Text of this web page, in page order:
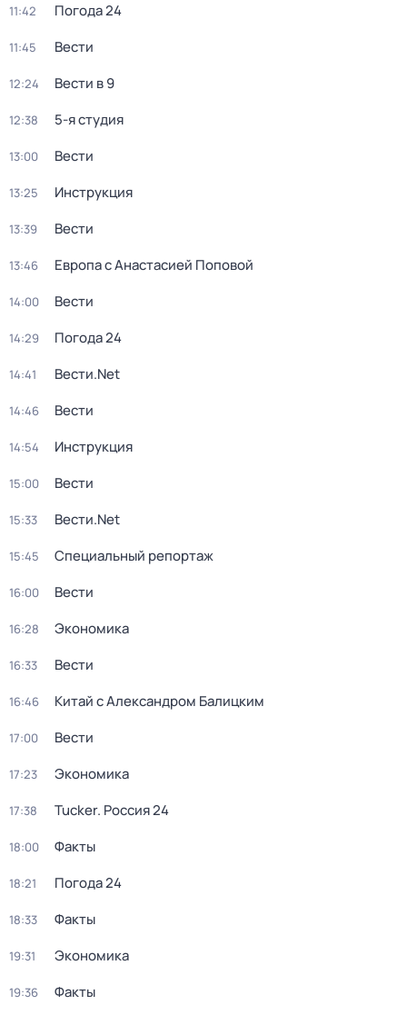
11:42 Погода 24
11:45 Вести
12:24 Вести в 9
12:38 5-я студия
13:00 Вести
13:25 Инструкция
13:39 Вести
13:46 Европа с Анастасией Поповой
14:00 Вести
14:29 Погода 24
14:41 Вести.Net
14:46 Вести
14:54 Инструкция
15:00 Вести
15:33 Вести.Net
15:45 Специальный репортаж
16:00 Вести
16:28 Экономика
16:33 Вести
16:46 Китай с Александром Балицким
17:00 Вести
17:23 Экономика
17:38 Tucker. Россия 24
18:00 Факты
18:21 Погода 24
18:33 Факты
19:31 Экономика
19:36 Факты